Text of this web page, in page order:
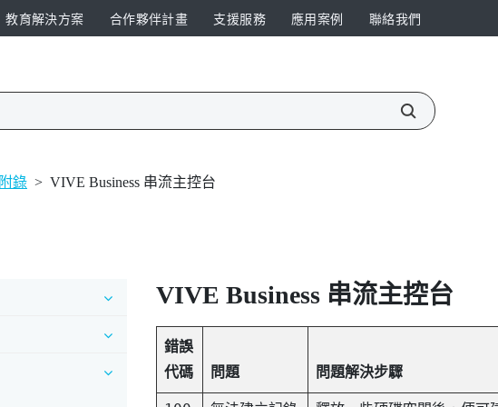
教育解決方案 合作夥伴計畫 支援服務 應用案例 聯絡我們
附錄 > VIVE Business 串流主控台
VIVE Business 串流主控台
錯誤
代碼
問題 問題解決步驟